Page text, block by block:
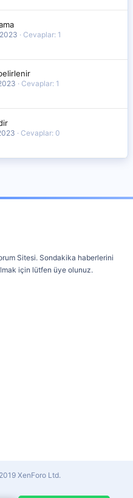
Cevaplar: 1
Cevaplar: 1
Cevaplar: 0
Sitesi. Sondakika haberlerini
için lütfen üye olunuz.
XenForo Ltd.